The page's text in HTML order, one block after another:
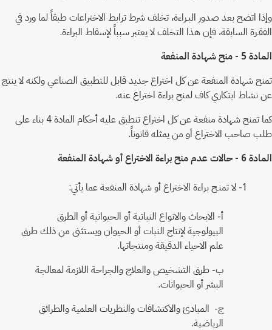
وإذا اتضح بعد صدور البـراءة، تخلف شرط ترابط الاختراعات طبقاً لما ورد في
الفقـرة السابقة، فإن هذا التخلف لا يعتبر سبباً لإسقاط البراءة.
المادة 5 - منح شهادة المنفعة
تمنح شهادة المنفعة عن كل اختراع جديد قابل للتطبيق الصناعي ولكنه لا ينتج
عن نشاط ابتكاري كاف لمنح براءة اختراع عنه.
كما تمنح شهادة منفعة عن كل اختراع تنطبق عليه أحكام المادة 4 بناء على
طلب صاحب الاختراع أو من يمثله قانوناً.
المادة 6 - حالات عدم منح براءة الاختراع أو شهادة المنفعة
1- لا تمنـح براءة الاختراع أو شهادة المنفعة عما يأتي:
أ‌- الابحاث والانواع النباتية أو الحيوانية أو الطرق
البيولوجية لإنتاج النبات أو الحيوان ويستثنى من ذلك طرق
علم الاحياء الدقيقة ومنتجاتها.
ب‌- طرق التشخيص والعلاج والجراحة اللازمة لمعالجة
البشر أو الحيوانات.
ج- المبادئ والاكتشافات والنظريات العلمية والطرائق
الرياضية.